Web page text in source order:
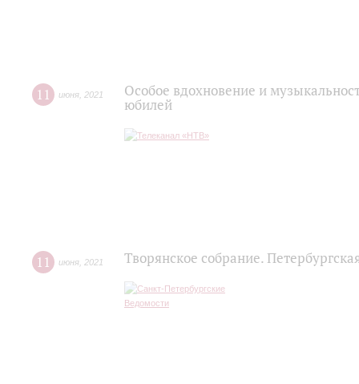
11 июня 2021
Особое вдохновение и
юбилей
11 июня 2021 Творянское собрание.